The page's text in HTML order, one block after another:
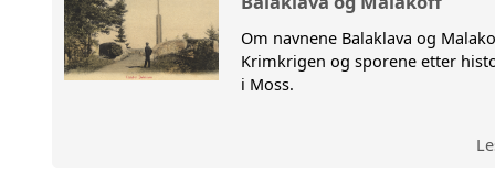
Om navnene Balaklava og
Krimkrigen og sporene etter
i Moss.